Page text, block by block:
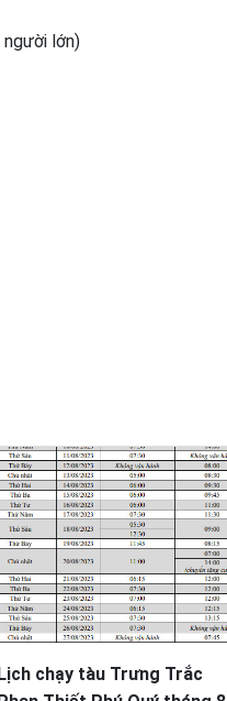
lớn)
chạy tàu Trưng Trắc